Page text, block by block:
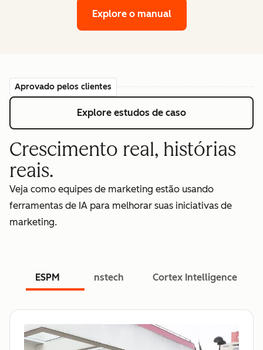
Explore o manual
Aprovado pelos clientes
Explore estudos de caso
Crescimento real, histórias
reais.
Veja como equipes de marketing estão usando
ferramentas de IA para melhorar suas iniciativas de
marketing.
ESPM nstech Cortex Intelligence